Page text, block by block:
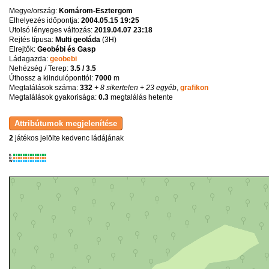
Megye/ország: Komárom-Esztergom
Elhelyezés időpontja: 2004.05.15 19:25
Utolsó lényeges változás: 2019.04.07 23:18
Rejtés típusa: Multi geoláda(3H)
Elrejtők: Geobébi és Gasp
Ládagazda: geobebi
Nehézség / Terep: 3.5 / 3.5
Úthossz a kiindulóponttól: 7000m
Megtalálások száma: 332+ 8 sikertelen + 23 egyéb, grafikon
Megtalálások gyakorisága: 0.3megtalálás hetente
2játékos jelölte kedvenc ládájának
K
R
W